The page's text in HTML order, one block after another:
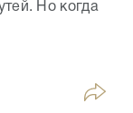
Но когда